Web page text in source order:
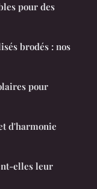
pour des
brodés : nos
pour
d'harmonie
elles leur